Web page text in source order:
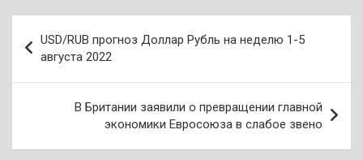
по
записям
USD/RUB прогноз Доллар Рубль на неделю 1-5
августа 2022
В Британии заявили о превращении главной
экономики Евросоюза в слабое звено